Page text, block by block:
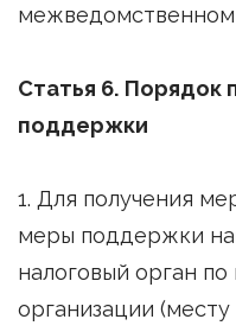
межведомственном
Статья 6. Порядок
поддержки
1. Для получения
меры поддержки
налоговый орган
организации